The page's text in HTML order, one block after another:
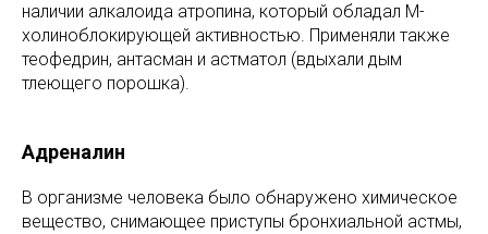
наличии алкалоида атропина, который обладал М-
холиноблокирующей активностью. Применяли также
теофедрин, антасман и астматол (вдыхали дым
тлеющего порошка).
Адреналин
В организме человека было обнаружено химическое
вещество, снимающее приступы бронхиальной астмы,